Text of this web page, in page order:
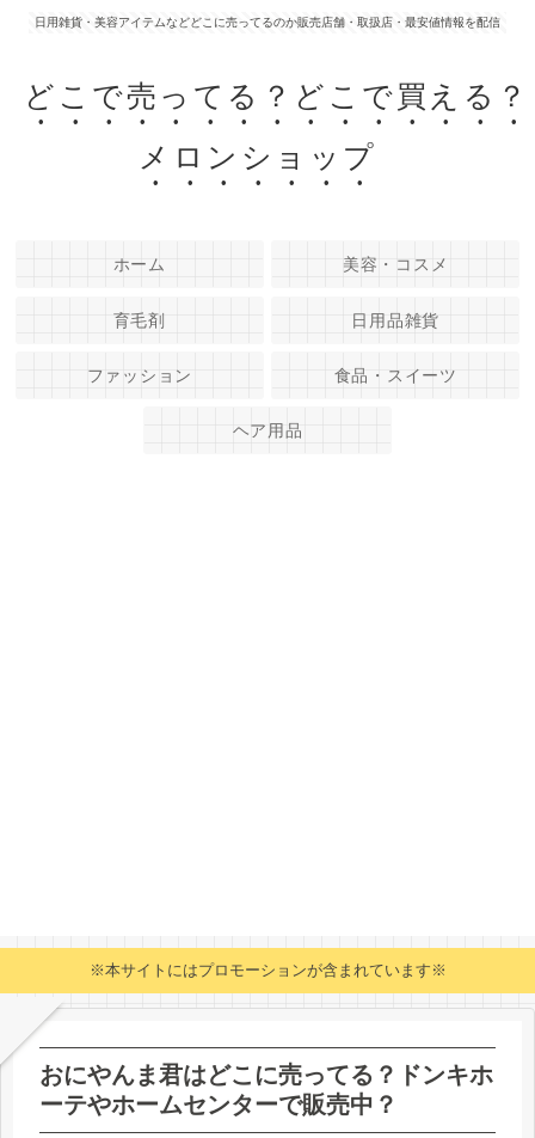
日用雑貨・美容アイテムなどどこに売ってるのか販売店舗・取扱店・最安値情報を配信
どこで売ってる？どこで買える？
メロンショップ
ホーム 美容・コスメ
育毛剤 日用品雑貨
ファッション 食品・スイーツ
ヘア用品
※本サイトにはプロモーションが含まれています※
おにやんま君はどこに売ってる？ドンキホ
ーテやホームセンターで販売中？